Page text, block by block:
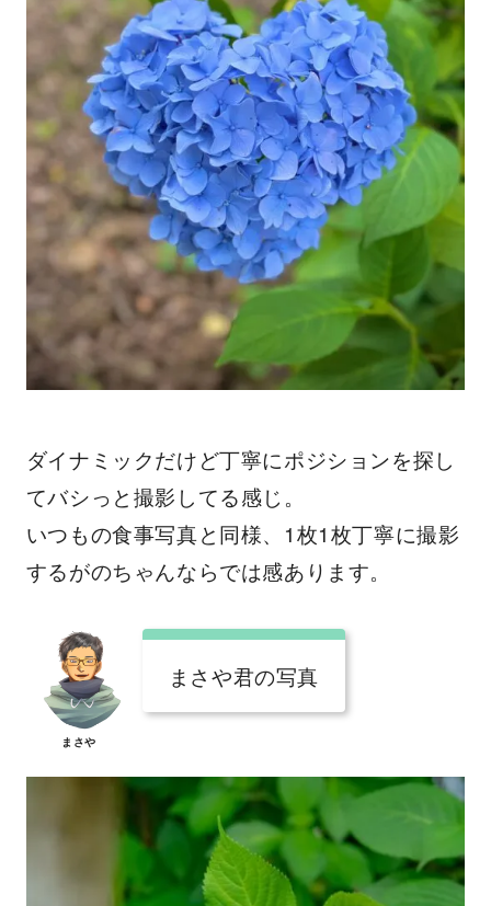
ダイナミックだけど丁寧にポジションを探し
てバシっと撮影してる感じ。
いつもの食事写真と同様、1枚1枚丁寧に撮影
するがのちゃんならでは感あります。
まさや
まさや君の写真